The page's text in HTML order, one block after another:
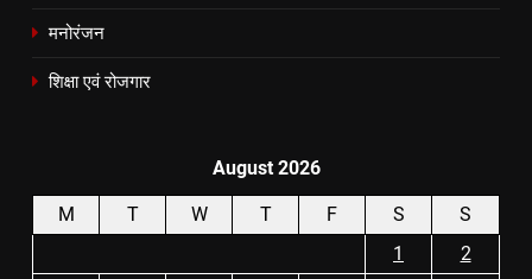
मनोरंजन
शिक्षा एवं रोजगार
August 2026
M T W T F S
S
1
2